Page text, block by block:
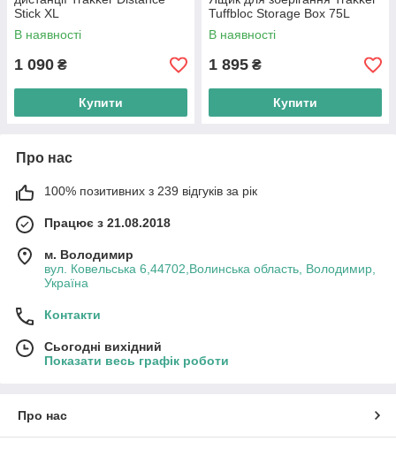
Stick XL
В наявності
1 090 ₴
Купити
Tuffbloc Storage Box 75L
В наявності
1 895 ₴
Купити
Про нас
100% позитивних з 239 відгуків за рік
Працює з 21.08.2018
м. Володимир
вул. Ковельська 6,44702,Волинська область, Володимир,
Україна
Контакти
Сьогодні вихідний
Показати весь графік роботи
Про нас